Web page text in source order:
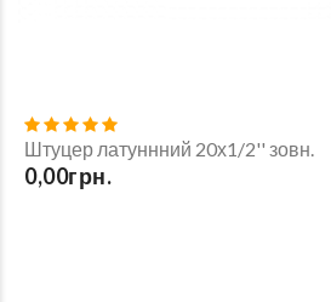
Штуцер латуннний 20х1/2'' зовн.
0,00грн.